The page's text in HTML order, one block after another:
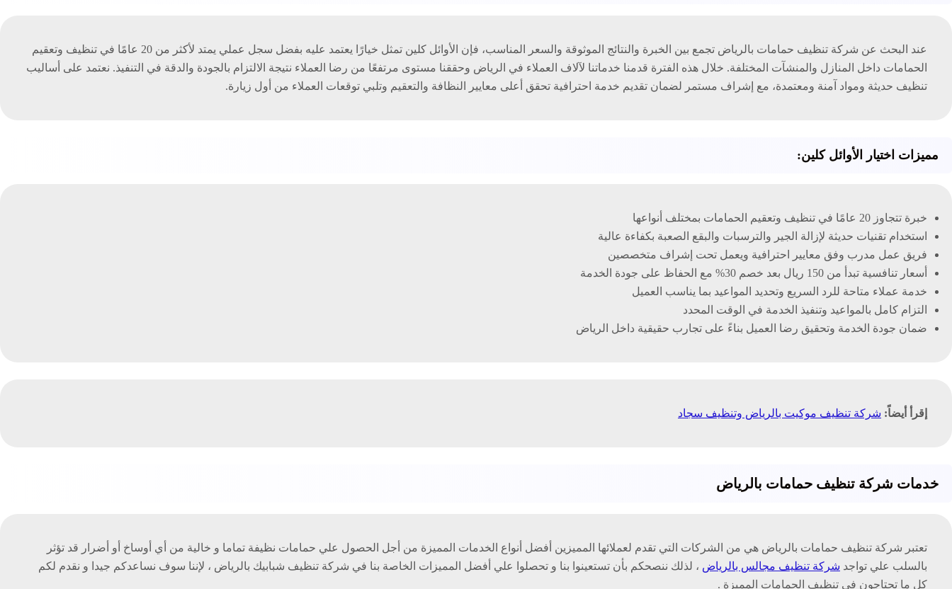
عند البحث عن شركة تنظيف حمامات بالرياض تجمع بين الخبرة والنتائج الموثوقة والسعر المناسب، فإن الأوائل كلين تمثل خيارًا يعتمد عليه بفضل سجل عملي يمتد لأكثر من 20 عامًا في تنظيف وتعقيم
الحمامات داخل المنازل والمنشآت المختلفة. خلال هذه الفترة قدمنا خدماتنا لآلاف العملاء في الرياض وحققنا مستوى مرتفعًا من رضا العملاء نتيجة الالتزام بالجودة والدقة في التنفيذ. نعتمد على أساليب
تنظيف حديثة ومواد آمنة ومعتمدة، مع إشراف مستمر لضمان تقديم خدمة احترافية تحقق أعلى معايير النظافة والتعقيم وتلبي توقعات العملاء من أول زيارة.
مميزات اختيار الأوائل كلين:
خبرة تتجاوز 20 عامًا في تنظيف وتعقيم الحمامات بمختلف أنواعها
استخدام تقنيات حديثة لإزالة الجير والترسبات والبقع الصعبة بكفاءة عالية
فريق عمل مدرب وفق معايير احترافية ويعمل تحت إشراف متخصصين
أسعار تنافسية تبدأ من 150 ريال بعد خصم 30% مع الحفاظ على جودة الخدمة
خدمة عملاء متاحة للرد السريع وتحديد المواعيد بما يناسب العميل
التزام كامل بالمواعيد وتنفيذ الخدمة في الوقت المحدد
ضمان جودة الخدمة وتحقيق رضا العميل بناءً على تجارب حقيقية داخل الرياض
إقرأ أيضاً: شركة تنظيف موكيت بالرياض وتنظيف سجاد
خدمات شركة تنظيف حمامات بالرياض
تعتبر شركة تنظيف حمامات بالرياض هي من الشركات التي تقدم لعملائها المميزين أفضل أنواع الخدمات المميزة من أجل الحصول علي حمامات نظيفة تماما و خالية من أي أوساخ أو أضرار قد تؤثر
بالسلب علي تواجد شركة تنظيف مجالس بالرياض ، لذلك ننصحكم بأن تستعينوا بنا و تحصلوا علي أفضل المميزات الخاصة بنا في شركة تنظيف شبابيك بالرياض ، لإننا سوف نساعدكم جيدا و نقدم لكم
كل ما تحتاجون في تنظيف الحمامات المميزة .